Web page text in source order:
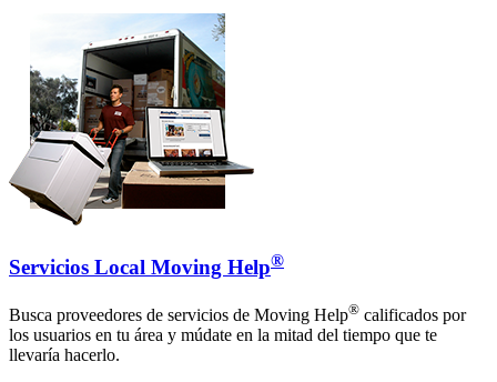
Servicios Local Moving Help®
Busca proveedores de servicios de Moving Help® calificados por
los usuarios en tu área y múdate en la mitad del tiempo que te
llevaría hacerlo.